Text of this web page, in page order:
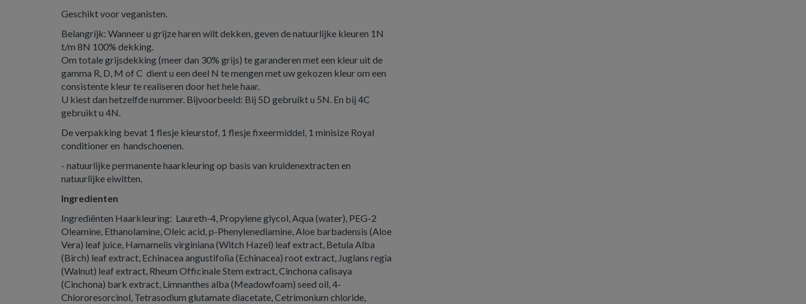
Geschikt voor veganisten.
Belangrijk: Wanneer u grijze haren wilt dekken, geven de natuurlijke kleuren 1N
t/m 8N 100% dekking.
Om totale grijsdekking (meer dan 30% grijs) te garanderen met een kleur uit de
gamma R, D, M of C dient u een deel N te mengen met uw gekozen kleur om een
consistente kleur te realiseren door het hele haar.
U kiest dan hetzelfde nummer. Bijvoorbeeld: Bij 5D gebruikt u 5N. En bij 4C
gebruikt u 4N.
De verpakking bevat 1 flesje kleurstof, 1 flesje fixeermiddel, 1 minisize Royal
conditioner en handschoenen.
- natuurlijke permanente haarkleuring op basis van kruidenextracten en
natuurlijke eiwitten.
Ingredienten
Ingrediënten Haarkleuring: Laureth-4, Propylene glycol, Aqua (water), PEG-2
Oleamine, Ethanolamine, Oleic acid, p-Phenylenediamine, Aloe barbadensis (Aloe
Vera) leaf juice, Hamamelis virginiana (Witch Hazel) leaf extract, Betula Alba
(Birch) leaf extract, Echinacea angustifolia (Echinacea) root extract, Juglans regia
(Walnut) leaf extract, Rheum Officinale Stem extract, Cinchona calisaya
(Cinchona) bark extract, Limnanthes alba (Meadowfoam) seed oil, 4-
Chlororesorcinol, Tetrasodium glutamate diacetate, Cetrimonium chloride,